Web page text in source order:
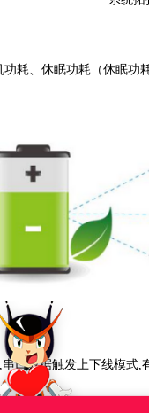
耗、休眠功耗（休眠功
数据触发上下线模式,